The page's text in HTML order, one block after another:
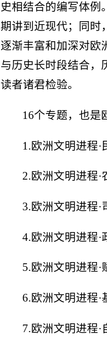
史相结合的编写体例
期讲到近现代；同时
逐渐丰富和加深对欧
与历史长时段结合，
读者诸君检验。
16个专题，也是
1.欧洲文明进程·
2.欧洲文明进程·
3.欧洲文明进程·
4.欧洲文明进程·
5.欧洲文明进程·
6.欧洲文明进程·
7.欧洲文明进程·